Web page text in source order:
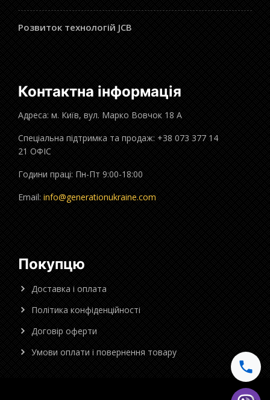
Розвиток технологій JCB
Контактна інформація
Адреса: м. Київ, вул. Марко Вовчок 18 А
Спеціальна підтримка та продаж: +38 073 377 14
21 ОФІС
Години праці: Пн-Пт 9:00-18:00
Email: info@generationukraine.com
Покупцю
Доставка і оплата
Політика конфіденційності
Договір оферти
Умови оплати і повернення товару